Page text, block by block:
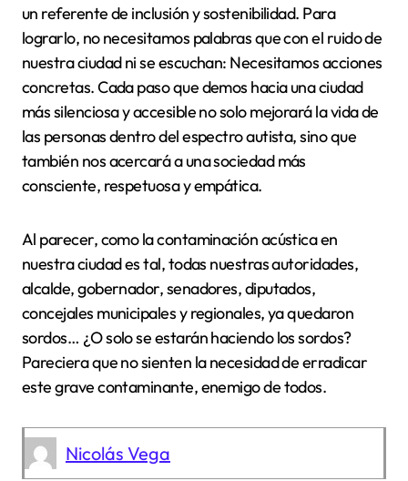
un referente de inclusión y sostenibilidad. Para
lograrlo, no necesitamos palabras que con el ruido de
nuestra ciudad ni se escuchan: Necesitamos acciones
concretas. Cada paso que demos hacia una ciudad
más silenciosa y accesible no solo mejorará la vida de
las personas dentro del espectro autista, sino que
también nos acercará a una sociedad más
consciente, respetuosa y empática.
Al parecer, como la contaminación acústica en
nuestra ciudad es tal, todas nuestras autoridades,
alcalde, gobernador, senadores, diputados,
concejales municipales y regionales, ya quedaron
sordos… ¿O solo se estarán haciendo los sordos?
Pareciera que no sienten la necesidad de erradicar
este grave contaminante, enemigo de todos.
Nicolás Vega